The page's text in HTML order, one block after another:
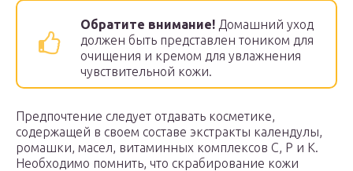
Обратите внимание! Домашний уход
должен быть представлен тоником для
очищения и кремом для увлажнения
чувствительной кожи.
Предпочтение следует отдавать косметике,
содержащей в своем составе экстракты календулы,
ромашки, масел, витаминных комплексов С, Р и К.
Необходимо помнить, что скрабирование кожи